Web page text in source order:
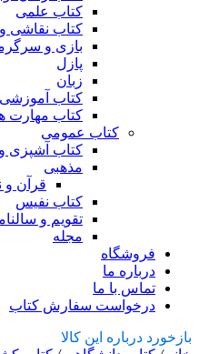
کتاب علمی
کتاب نقاشی
بازی و
پازل
زبان
کتاب
کتاب مهارت
کتاب عمومی
کتاب آشپزی
مذهبی
قرآن و
کتاب نفیس
تقویم و
مجله
فروشگاه
درباره ما
تماس با ما
درخواست سفارش کتاب
بازخورد درباره این کالا